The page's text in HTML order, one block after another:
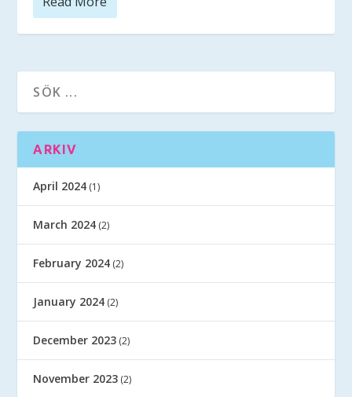
ARKIV
April 2024 (1)
March 2024 (2)
February 2024 (2)
January 2024 (2)
December 2023 (2)
November 2023 (2)